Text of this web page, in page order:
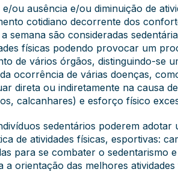
ou ausência e/ou diminuição de
cotidiano decorrente dos
semana são consideradas
físicas podendo provocar um
de vários órgãos, distinguindo-se
ocorrência de várias doenças,
direta ou indiretamente na causa
calcanhares) e esforço físico
sedentários poderem
de atividades físicas, esportivas:
para se combater o sedentarismo
orientação das melhores